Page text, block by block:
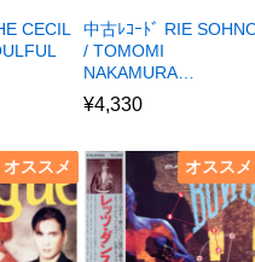
CECIL
中古ﾚｺｰﾄﾞ RIE
/ TOMOMI
NAKAMURA…
¥4,330
オススメ オススメ